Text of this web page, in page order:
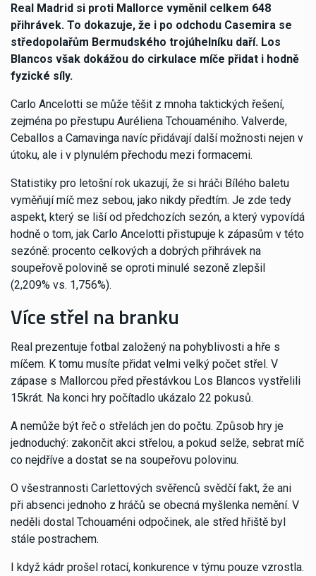
Real Madrid si proti Mallorce vyměnil celkem 648
přihrávek. To dokazuje, že i po odchodu Casemira se
středopolařům Bermudského trojúhelníku daří. Los
Blancos však dokážou do cirkulace míče přidat i hodně
fyzické síly.
Carlo Ancelotti se může těšit z mnoha taktických řešení,
zejména po přestupu Auréliena Tchouaméniho. Valverde,
Ceballos a Camavinga navíc přidávají další možnosti nejen v
útoku, ale i v plynulém přechodu mezi formacemi.
Statistiky pro letošní rok ukazují, že si hráči Bílého baletu
vyměňují míč mez sebou, jako nikdy předtím. Je zde tedy
aspekt, který se liší od předchozích sezón, a který vypovídá
hodně o tom, jak Carlo Ancelotti přistupuje k zápasům v této
sezóně: ​​procento celkových a dobrých přihrávek na
soupeřově polovině se oproti minulé sezoně zlepšil
(2,209% vs. 1,756%).
Více střel na branku
Real prezentuje fotbal založený na pohyblivosti a hře s
míčem. K tomu musíte přidat velmi velký počet střel. V
zápase s Mallorcou před přestávkou Los Blancos vystřelili
15krát. Na konci hry počítadlo ukázalo 22 pokusů.
A nemůže být řeč o střelách jen do počtu. Způsob hry je
jednoduchý: zakončit akci střelou, a pokud selže, sebrat míč
co nejdříve a dostat se na soupeřovu polovinu.
O všestrannosti Carlettových svěřenců svědčí fakt, že ani
při absenci jednoho z hráčů se obecná myšlenka nemění. V
neděli dostal Tchouaméni odpočinek, ale střed hřiště byl
stále postrachem.
I když kádr prošel rotací, konkurence v týmu pouze vzrostla.